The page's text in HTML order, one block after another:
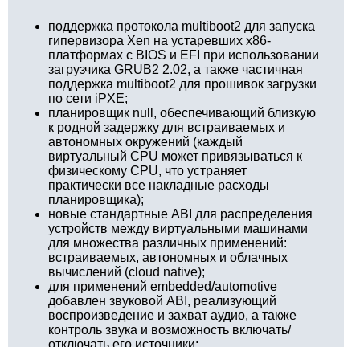
поддержка протокола multiboot2 для запуска
гипервизора Xen на устаревших x86-
платформах с BIOS и EFI при использовании
загрузчика GRUB2 2.02, а также частичная
поддержка multiboot2 для прошивок загрузки
по сети iPXE;
планировщик null, обеспечивающий близкую
к родной задержку для встраиваемых и
автономных окружений (каждый
виртуальный CPU может привязываться к
физическому CPU, что устраняет
практически все накладные расходы
планировщика);
новые стандартные ABI для распределения
устройств между виртуальными машинами
для множества различных применений:
встраиваемых, автономных и облачных
вычислений (cloud native);
для применений embedded/automotive
добавлен звуковой ABI, реализующий
воспроизведение и захват аудио, а также
контроль звука и возможность включать/
отключать его источники;